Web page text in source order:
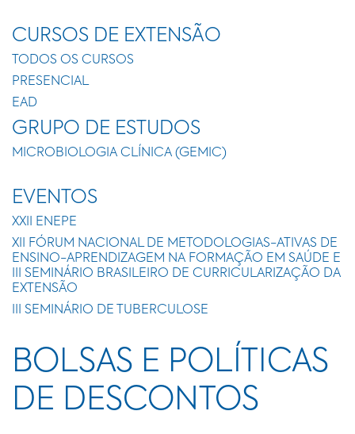
CURSOS DE EXTENSÃO
TODOS OS CURSOS
PRESENCIAL
EAD
GRUPO DE ESTUDOS
MICROBIOLOGIA CLÍNICA (GEMIC)
EVENTOS
XXII ENEPE
XII FÓRUM NACIONAL DE METODOLOGIAS-ATIVAS DE
ENSINO-APRENDIZAGEM NA FORMAÇÃO EM SAÚDE E
III SEMINÁRIO BRASILEIRO DE CURRICULARIZAÇÃO DA
EXTENSÃO
III SEMINÁRIO DE TUBERCULOSE
BOLSAS E POLÍTICAS
DE DESCONTOS